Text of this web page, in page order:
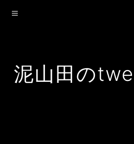
泥山田の
Home